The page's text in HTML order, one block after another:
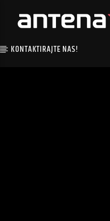
KONTAKTIRAJTE NAS!